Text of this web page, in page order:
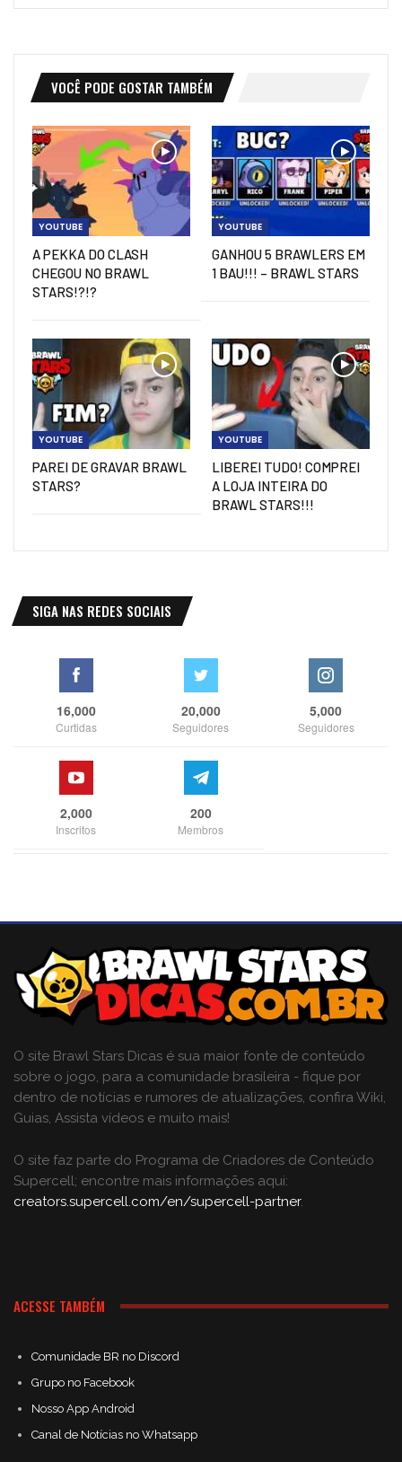
VOCÊ PODE GOSTAR TAMBÉM
YOUTUBE
A PEKKA DO CLASH
CHEGOU NO BRAWL
STARS!?!?
YOUTUBE
GANHOU 5 BRAWLERS EM
1 BAU!!! – BRAWL STARS
YOUTUBE
PAREI DE GRAVAR BRAWL
STARS?
YOUTUBE
LIBEREI TUDO! COMPREI
A LOJA INTEIRA DO
BRAWL STARS!!!
SIGA NAS REDES SOCIAIS
16,000
Curtidas
20,000
Seguidores
5,000
Seguidores
2,000
Inscritos
200
Membros
O site Brawl Stars Dicas é sua maior fonte de conteúdo
sobre o jogo, para a comunidade brasileira - fique por
dentro de notícias e rumores de atualizações, confira Wiki,
Guias, Assista vídeos e muito mais!
O site faz parte do Programa de Criadores de Conteúdo
Supercell; encontre mais informações aqui:
creators.supercell.com/en/supercell-partner.
ACESSE TAMBÉM
Comunidade BR no Discord
Grupo no Facebook
Nosso App Android
Canal de Notícias no Whatsapp